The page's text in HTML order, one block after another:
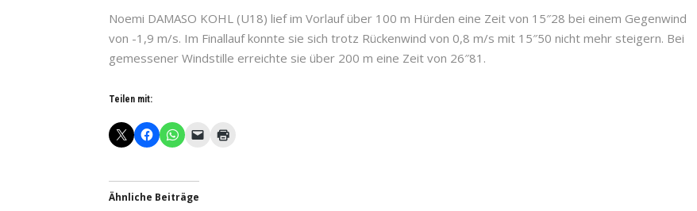
Noemi DAMASO KOHL (U18) lief im Vorlauf über 100 m Hürden eine Zeit von 15″28 bei einem Gegenwind
von -1,9 m/s. Im Finallauf konnte sie sich trotz Rückenwind von 0,8 m/s mit 15″50 nicht mehr steigern. Bei
gemessener Windstille erreichte sie über 200 m eine Zeit von 26″81.
Teilen mit:
Ähnliche Beiträge